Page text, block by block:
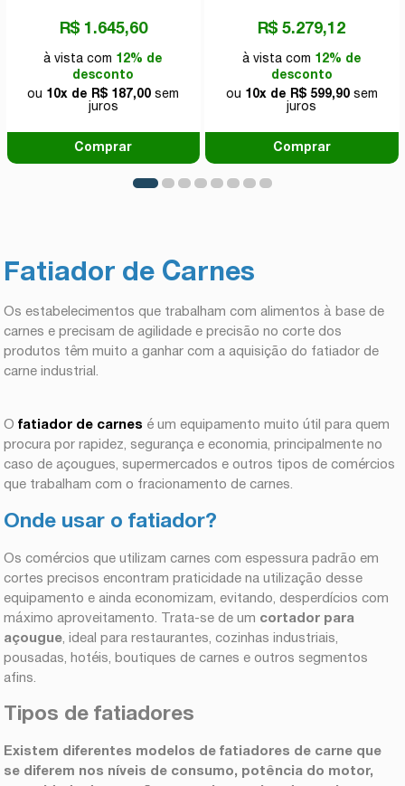
R$ 1.645,60
à vista com 12% de
desconto
ou 10x de R$ 187,00 sem
juros
Comprar
R$ 5.279,12
à vista com 12% de
desconto
ou 10x de R$ 599,90sem
juros
Comprar
Fatiador de Carnes
Os estabelecimentos que trabalham com alimentos à base de
carnes e precisam de agilidade e precisão no corte dos
produtos têm muito a ganhar com a aquisição do fatiador de
carne industrial.
Ofatiador de carnes é um equipamento muito útil para quem
procura por rapidez, segurança e economia, principalmente no
caso de açougues, supermercados e outros tipos de comércios
que trabalham com o fracionamento de carnes.
Onde usar o fatiador?
Os comércios que utilizam carnes com espessura padrão em
cortes precisos encontram praticidade na utilização desse
equipamento e ainda economizam, evitando, desperdícios com
máximo aproveitamento. Trata-se de um cortador para
açougue , ideal para restaurantes, cozinhas industriais,
pousadas, hotéis, boutiques de carnes e outros segmentos
afins.
Tipos de fatiadores
Existem diferentes modelos de fatiadores de carne que
se diferem nos níveis de consumo, potência do motor,